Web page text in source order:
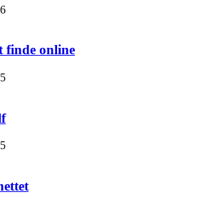
finde online